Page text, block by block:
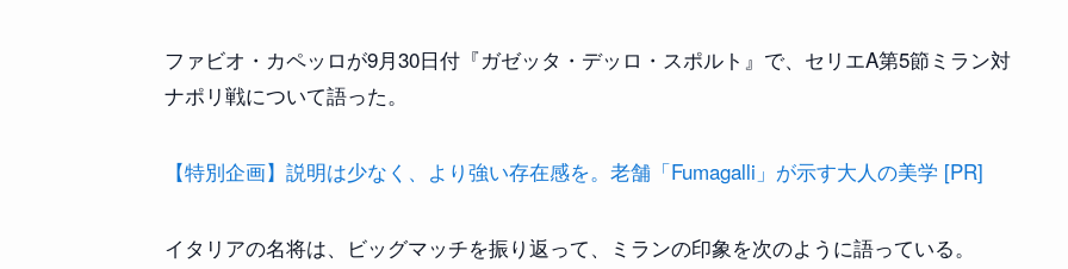
ファビオ・カペッロが9月30日付『ガゼッタ・デッロ・スポルト』で、セリエA第5節ミラン対
ナポリ戦について語った。
【特別企画】説明は少なく、より強い存在感を。老舗「Fumagalli」が示す大人の美学 [PR]
イタリアの名将は、ビッグマッチを振り返って、ミランの印象を次のように語っている。